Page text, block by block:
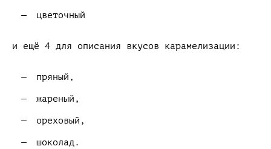
цветочный
и ещё 4 для описания вкусов карамелизации:
пряный,
жареный,
ореховый,
шоколад.